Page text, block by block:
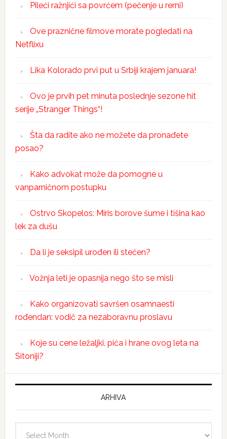
Pileći ražnjići sa povrćem (pečenje u rerni)
Ove praznične filmove morate pogledati na
Netflixu
Lika Kolorado prvi put u Srbiji krajem januara!
Ovo je prvih pet minuta poslednje sezone hit
serije „Stranger Things“!
Šta da radite ako ne možete da pronađete
posao?
Kako advokat može da pomogne u
vanparničnom postupku
Ostrvo Skopelos: Miris borove šume i tišina kao
lek za dušu
Da li je seksipil urođen ili stečen?
Vožnja leti je opasnija nego što se misli
Kako organizovati savršen osamnaesti
rođendan: vodič za nezaboravnu proslavu
Koje su cene ležaljki, pića i hrane ovog leta na
Sitoniji?
ARHIVA